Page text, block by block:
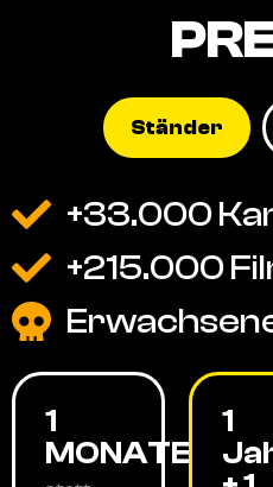
Ständer
+33.000
+215.000
1
MONATE
1